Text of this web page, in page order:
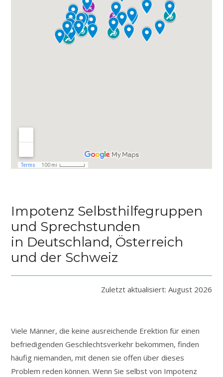
Impotenz Selbsthilfegruppen
und Sprechstunden
in Deutschland, Österreich
und der Schweiz
Zuletzt aktualisiert: August 2026
Viele Männer, die keine ausreichende Erektion für einen
befriedigenden Geschlechtsverkehr bekommen, finden
häufig niemanden, mit denen sie offen über dieses
Problem reden können. Wenn Sie selbst von Impotenz